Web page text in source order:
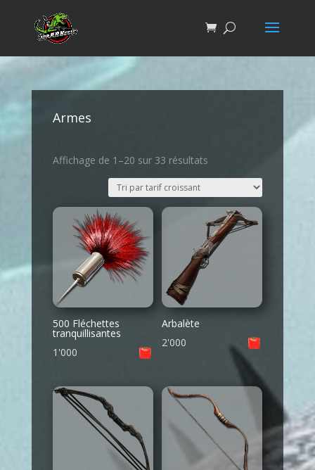
Armes
Affichage de 1–20 sur 33 résultats
500 Fléchettes
tranquillisantes
1'000
Arbalète
2'000